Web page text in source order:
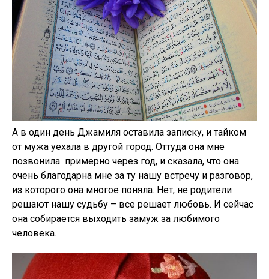
А в один день Джамиля оставила записку, и тайком
от мужа уехала в другой город. Оттуда она мне
позвонила примерно через год, и сказала, что она
очень благодарна мне за ту нашу встречу и разговор,
из которого она многое поняла. Нет, не родители
решают нашу судьбу – все решает любовь. И сейчас
она собирается выходить замуж за любимого
человека.